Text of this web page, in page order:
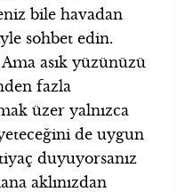
bile havadan
sohbet edin.
asık yüzünüzü
fazla
üzer yalnızca
de uygun
duyuyorsanız
aklınızdan